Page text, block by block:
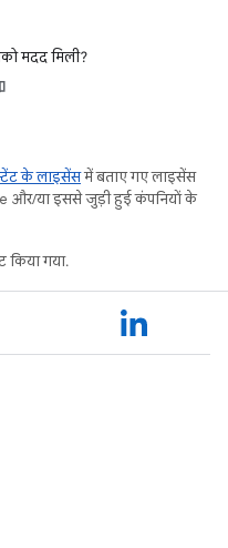
मदद मिली?
के लाइसेंसमें बताए गए लाइसेंस
और/या इससे जुड़ी हुई कंपनियों के
गया.